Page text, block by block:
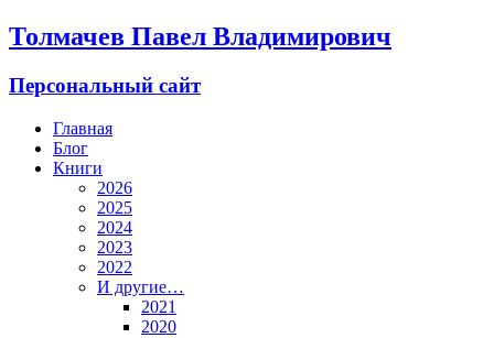
Толмачев Павел Владимирович
Персональный сайт
Главная
Блог
Книги
2026
2025
2024
2023
2022
И другие…
2021
2020